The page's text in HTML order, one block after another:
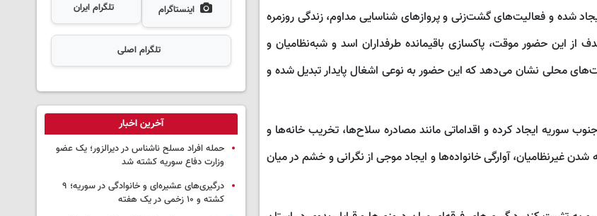
شده و فعالیت‌های گشت‌زنی و پروازهای شناسایی مداوم، زندگی روزمره
از این حضور موقت، پاکسازی باقیمانده طرفداران اسد و شبه‌نظامیان و
محلی نشان می‌دهد که این حضور به نوعی اشغال پایدار تبدیل شده و
تاکنون حداقل ۶ تا ۹ پایگاه نظامی در جنوب سوریه ایجاد کرده و اقداماتی مانند مصادره سلاح‌ها، تخریب خانه‌ها و
غیرنظامیان، آوارگی خانواده‌ها و ایجاد موجی از نگرانی و خشم در میان
اینستاگرام تلگرام ایران
تلگرام اصلی
آخرین اخبار
حمله افراد مسلح ناشناس در دیرالزور؛ یک عضو
وزارت دفاع سوریه کشته شد
درگیری‌های عشیره‌ای و خانوادگی در سوریه؛ ۹
کشته و ۱۰ زخمی در یک هفته